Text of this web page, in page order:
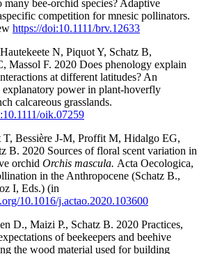
many bee-orchid species? Adaptive
competition for mnesic pollinators.
https://doi:10.1111/brv.12633
N, Piquot Y, Schatz B,
Massol F. 2020 Does phenology explain
at different latitudes? An
explanatory power in plant-hoverfly
calcareous grasslands.
oik.07259
Bessière J-M, Proffit M, Hidalgo EG,
B. 2020 Sources of floral scent variation in
orchid Orchis mascula. Acta Oecologica,
in the Anthropocene (Schatz B.,
I, Eds.) (in
10.1016/j.actao.2020.103600
D., Maizi P., Schatz B. 2020 Practices,
of beekeepers and beehive
the wood material used for building